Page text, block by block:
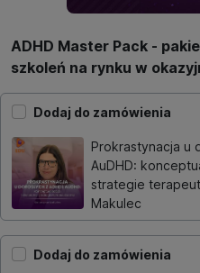
ADHD Master Pack -
szkoleń na rynku w
Dodaj do zamówienia
Prokrastynacja u
AuDHD:
strategie
Makulec
Dodaj do zamówienia